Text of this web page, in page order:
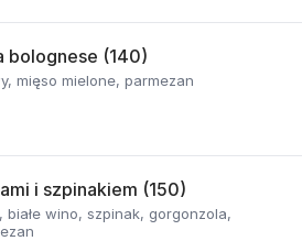
bolognese (140)
mięso mielone, parmezan
i szpinakiem (150)
wino, szpinak, gorgonzola,